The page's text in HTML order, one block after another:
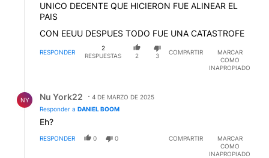
UNICO DECENTE QUE HICIERON FUE ALINEAR EL
PAIS
CON EEUU DESPUES TODO FUE UNA CATASTROFE
RESPONDER
2
RESPUESTAS
2 3
COMPARTIR
MARCAR
COMO
INAPROPIADO
NY Nu York22
4 DE MARZO DE 2025
Responder a DANIEL BOOM
Eh?
RESPONDER 0 0 COMPARTIR
MARCAR
COMO
INAPROPIADO